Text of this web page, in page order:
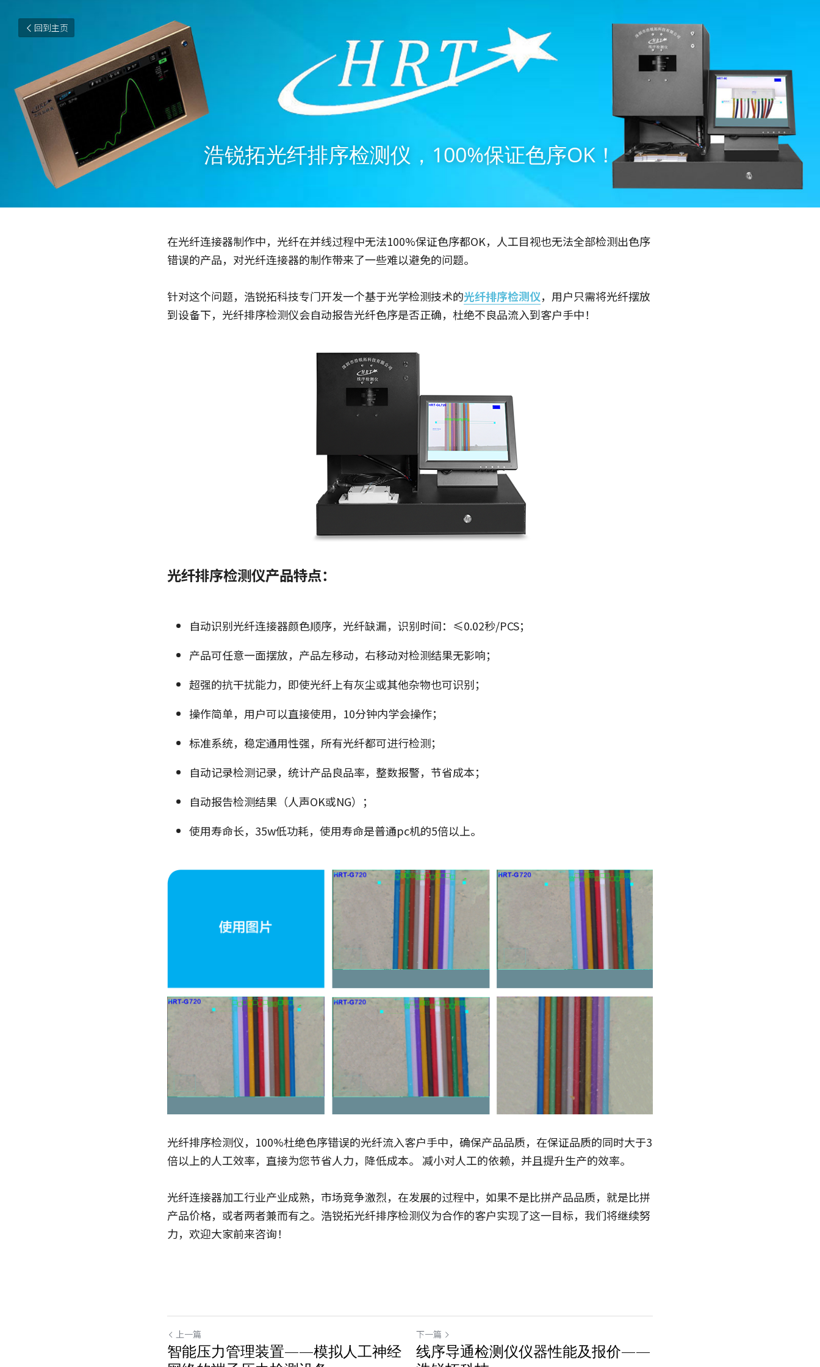
回到主页
浩锐拓光纤排序检测仪，100%保证色序OK！
在光纤连接器制作中，光纤在并线过程中无法100%保证色序都OK，人工目视也无法全部检测出色序
错误的产品，对光纤连接器的制作带来了一些难以避免的问题。
针对这个问题，浩锐拓科技专门开发一个基于光学检测技术的光纤排序检测仪，用户只需将光纤摆放
到设备下，光纤排序检测仪会自动报告光纤色序是否正确，杜绝不良品流入到客户手中！
光纤排序检测仪产品特点：
自动识别光纤连接器颜色顺序，光纤缺漏，识别时间：≤0.02秒/PCS；
产品可任意一面摆放，产品左移动，右移动对检测结果无影响；
超强的抗干扰能力，即使光纤上有灰尘或其他杂物也可识别；
操作简单，用户可以直接使用，10分钟内学会操作；
标准系统，稳定通用性强，所有光纤都可进行检测；
自动记录检测记录，统计产品良品率，整数报警，节省成本；
自动报告检测结果（人声OK或NG）；
使用寿命长，35w低功耗，使用寿命是普通pc机的5倍以上。
光纤排序检测仪，100%杜绝色序错误的光纤流入客户手中，确保产品品质，在保证品质的同时大于3
倍以上的人工效率，直接为您节省人力，降低成本。 减小对人工的依赖，并且提升生产的效率。
光纤连接器加工行业产业成熟，市场竞争激烈，在发展的过程中，如果不是比拼产品品质，就是比拼
产品价格，或者两者兼而有之。浩锐拓光纤排序检测仪为合作的客户实现了这一目标，我们将继续努
力，欢迎大家前来咨询！
上一篇
智能压力管理装置——模拟人工神经
下一篇
线序导通检测仪仪器性能及报价——